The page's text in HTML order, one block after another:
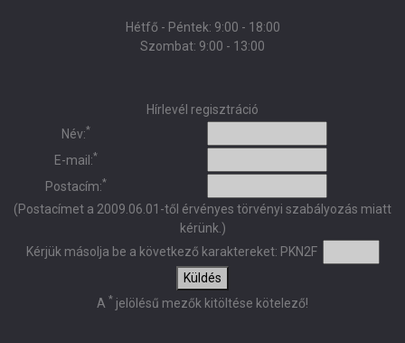
Hétfő - Péntek: 9:00 - 18:00
Szombat: 9:00 - 13:00
Hírlevél regisztráció
Név:*
E-mail:*
Postacím:*
(Postacímet a 2009.06.01-től érvényes törvényi szabályozás miatt
kérünk.)
Kérjük másolja be a következő karaktereket: PKN2F
Küldés
A * jelölésű mezők kitöltése kötelező!